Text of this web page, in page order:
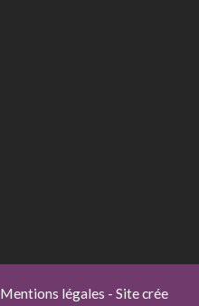
Mentions légales - Site crée